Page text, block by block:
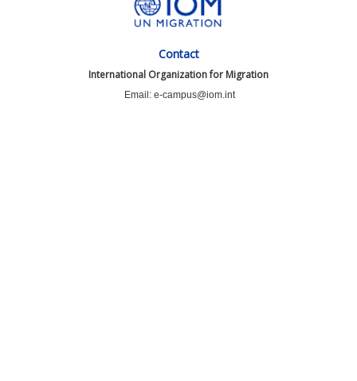
Contact
International Organization for Migration
Email: e-campus@iom.int